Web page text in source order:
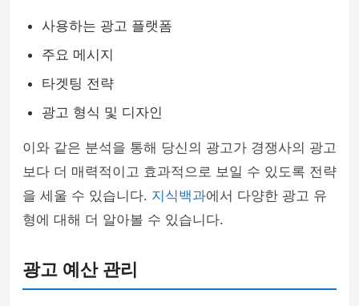
사용하는 광고 플랫폼
주요 메시지
타겟팅 전략
광고 형식 및 디자인
이와 같은 분석을 통해 당신의 광고가 경쟁사의 광고
보다 더 매력적이고 효과적으로 보일 수 있도록 전략
을 세울 수 있습니다. 지식백과에서 다양한 광고 유
형에 대해 더 알아볼 수 있습니다.
광고 예산 관리